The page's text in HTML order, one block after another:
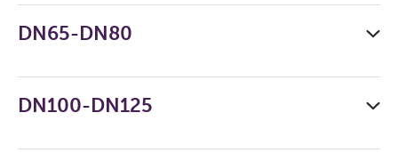
DN65-DN80
DN100-DN125